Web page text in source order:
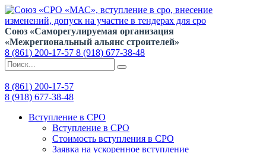
Союз «Саморегулируемая организация
«Межрегиональный альянс строителей»
8 (861) 200-17-57 8 (918) 677-38-48
8 (861) 200-17-57
8 (918) 677-38-48
Вступление в СРО
Вступление в СРО
Стоимость вступления в СРО
Заявка на ускоренное вступление